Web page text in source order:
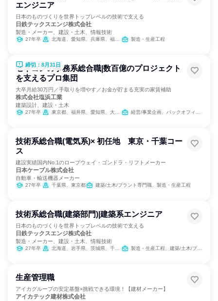
エンジニア
日本のものづくりを世界トップレベルの技術で支える
日鉄テックスエンジ株式会社
製造・メーカー、建設・土木、情報技術
27年卒 北海道、愛知県、兵庫県、福岡県 製造・生産工程
締切：8月31日
ゼネコンの事務系総合職|数百億のプロジェクト
を支えるプロ集団
大卒月給30万円／手取りを増やす／お金が貯まる充実の家賃補助
株式会社塩浜工業
建築設計、建設・土木
27年卒 東京都、福井県、愛知県、大阪府、福岡県 経営/事業企画、バックオフィス・事務・受付、総務
技術系総合職(電気系)× 初任地 東京・千葉コー
ス
建設実績国内No.1のロープウェイ・ゴンドラ・リフトメーカー
日本ケーブル株式会社
自動車・輸送機器メーカー
27年卒 千葉県、東京都 建築/土木/プラント専門職、製造・生産工程
技術系総合職(建築部門)|建築系エンジニア
日本のものづくりを世界トップレベルの技術で支える
日鉄テックスエンジ株式会社
製造・メーカー、建設・土木、情報技術
27年卒 北海道、岩手県、茨城県、千葉県、東京都、愛知県、大阪府、兵庫県、和歌山県、山口県、福岡県、大分県 製造・生産工程、建築/土木/プラント専門職
生産管理職
アイカグループの安定基盤×挑戦できる環境！【建材メーカー】
アイカテック建材株式会社